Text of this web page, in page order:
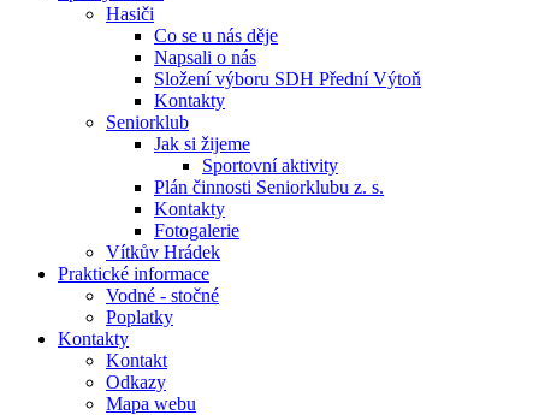
Hasiči
Co se u nás děje
Napsali o nás
Složení výboru SDH Přední Výtoň
Kontakty
Seniorklub
Jak si žijeme
Sportovní aktivity
Plán činnosti Seniorklubu z. s.
Kontakty
Fotogalerie
Vítkův Hrádek
Praktické informace
Vodné - stočné
Poplatky
Kontakty
Kontakt
Odkazy
Mapa webu